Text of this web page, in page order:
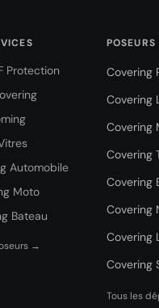
Protection
Automobile
Moto
Bateau
→
Covering
Covering
Covering
Covering
Covering
Covering
Covering
Covering
Tous les